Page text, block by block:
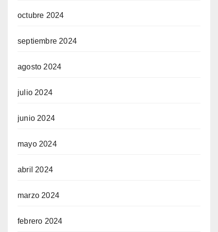
octubre 2024
septiembre 2024
agosto 2024
julio 2024
junio 2024
mayo 2024
abril 2024
marzo 2024
febrero 2024